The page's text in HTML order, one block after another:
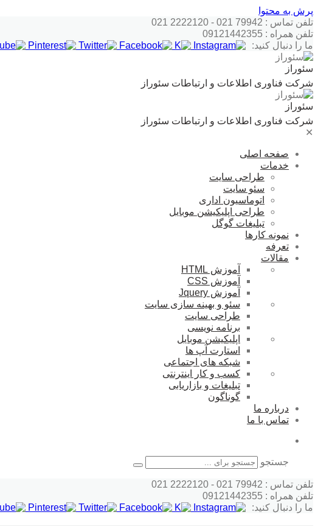
پرش به محتوا
تلفن تماس : 79942 021 - 2222120 021
تلفن همراه : 09121442355
ما را دنبال کنید:
سئوراز
شرکت فناوری اطلاعات و ارتباطات سئوراز
سئوراز
شرکت فناوری اطلاعات و ارتباطات سئوراز
✕
صفحه اصلی
خدمات
طراحی سایت
سئو سایت
اتوماسیون اداری
طراحی اپلیکیشن موبایل
تبلیغات گوگل
نمونه کارها
تعرفه
مقالات
آموزش HTML
آموزش CSS
آموزش Jquery
سئو و بهینه سازی سایت
طراحی سایت
برنامه نویسی
اپلیکیشن موبایل
استارت آپ ها
شبکه های اجتماعی
کسب و کار اینترنتی
تبلیغات و بازاریابی
گوناگون
درباره ما
تماس با ما
جستجو
تلفن تماس : 79942 021 - 2222120 021
تلفن همراه : 09121442355
ما را دنبال کنید: